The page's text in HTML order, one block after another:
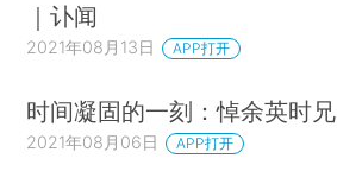
｜讣闻
2021年08月13日 APP打开
时间凝固的一刻：悼余英时兄
2021年08月06日 APP打开